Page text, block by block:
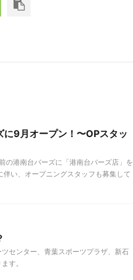
9月オープン！〜OPスタッ
の港南台バーズに「港南台バーズ店」を
い、オープニングスタッフも募集して
センター、青葉スポーツプラザ、新石
す。